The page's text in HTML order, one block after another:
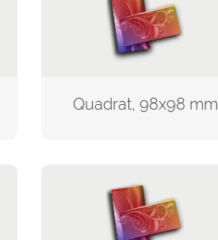
Quadrat, 98x98 mm